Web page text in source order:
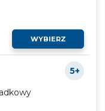
WYBIERZ
5+